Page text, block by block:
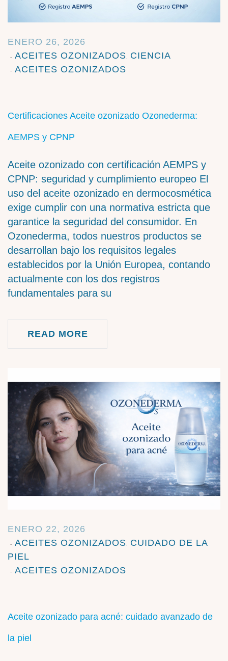
ENERO 26, 2026
ACEITES OZONIZADOS, CIENCIA
ACEITES OZONIZADOS
Certificaciones Aceite ozonizado Ozonederma:
AEMPS y CPNP
Aceite ozonizado con certificación AEMPS y
CPNP: seguridad y cumplimiento europeo El
uso del aceite ozonizado en dermocosmética
exige cumplir con una normativa estricta que
garantice la seguridad del consumidor. En
Ozonederma, todos nuestros productos se
desarrollan bajo los requisitos legales
establecidos por la Unión Europea, contando
actualmente con los dos registros
fundamentales para su
READ MORE
ENERO 22, 2026
ACEITES OZONIZADOS, CUIDADO DE LA
PIEL
ACEITES OZONIZADOS
Aceite ozonizado para acné: cuidado avanzado de
la piel